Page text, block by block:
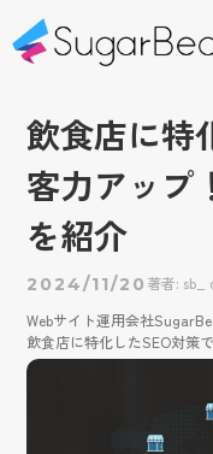
飲食店に特
客力アップ
を紹介
2024/11/20 著者: sb_
Webサイト運用会社
飲食店に特化したSEO対策